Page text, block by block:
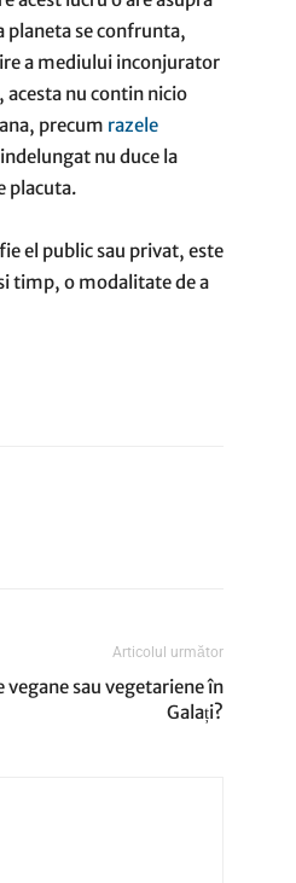
planeta se confrunta,
a mediului inconjurator
acesta nu contin nicio
precum razele
nu duce la
placuta.
el public sau privat, este
timp, o modalitate de a
Articolul următor
vegane sau vegetariene în
Galați?